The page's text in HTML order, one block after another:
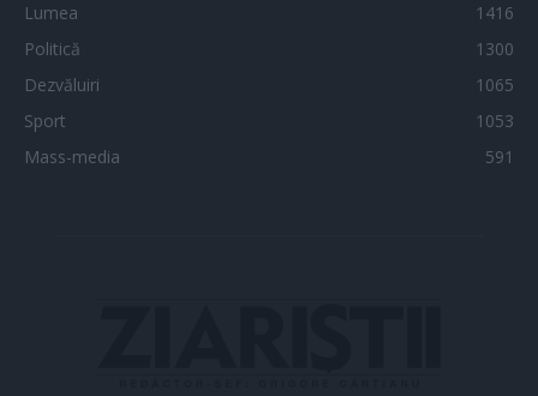
Lumea
1416
Politică
1300
Dezvăluiri
1065
Sport
1053
Mass-media
591